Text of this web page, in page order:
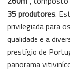
35 produtores.
privilegiada para
qualidade e a
prestígio de
panorama